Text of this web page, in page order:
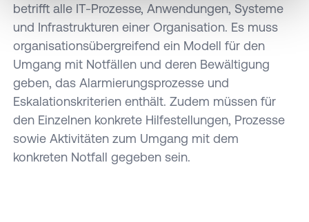
Wenn Sie es erlauben, würden wir auch gerne:
Informationen über Ihre geografische Lage
erfassen, welche bis auf einige Meter genau
sein können
Ihr Gerät durch aktives Scannen nach
bestimmten Merkmalen (Fingerprinting)
identifizieren
Erfahren Sie mehr darüber, wie Ihre persönlichen
betrifft alle IT-Prozesse, Anwendungen, Systeme
und Infrastrukturen einer Organisation. Es muss
organisationsübergreifend ein Modell für den
Umgang mit Notfällen und deren Bewältigung
geben, das Alarmierungsprozesse und
Eskalationskriterien enthält. Zudem müssen für
den Einzelnen konkrete Hilfestellungen, Prozesse
sowie Aktivitäten zum Umgang mit dem
konkreten Notfall gegeben sein.